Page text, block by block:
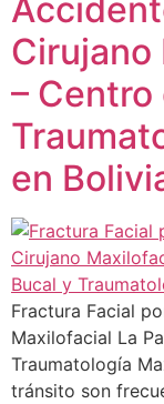
Cirujano
–
en
Fractura Facial
Maxilofacial La
Traumatología
tránsito son